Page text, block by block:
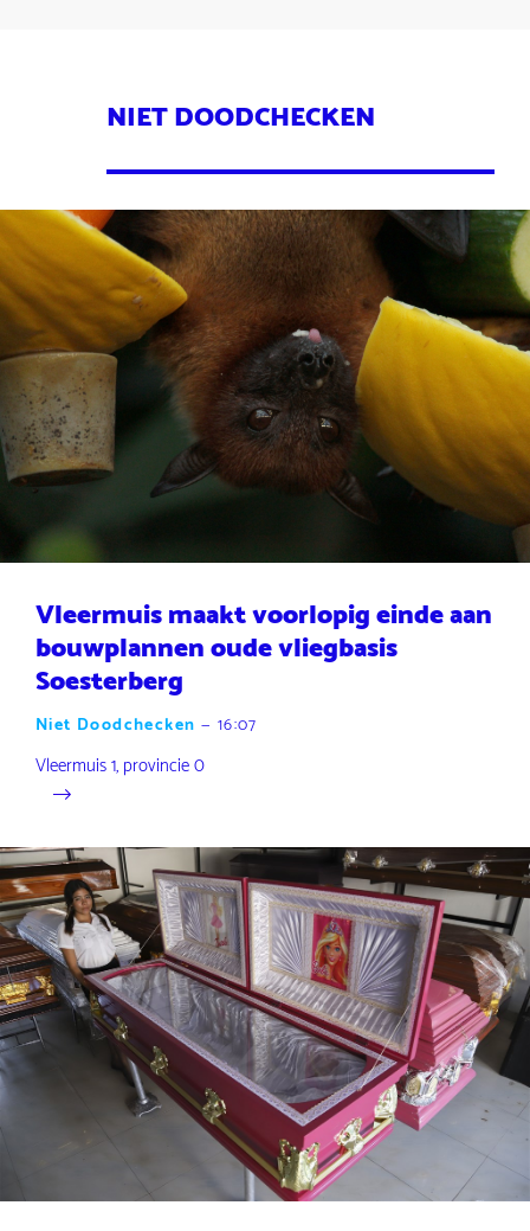
NIET DOODCHECKEN
Vleermuis maakt voorlopig einde aan
bouwplannen oude vliegbasis
Soesterberg
Niet Doodchecken — 16:07
Vleermuis 1, provincie 0